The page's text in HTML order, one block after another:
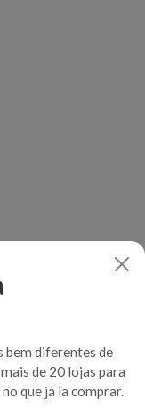
bem diferentes de
de 20 lojas para
que já ia comprar.